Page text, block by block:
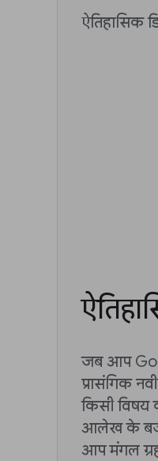
ऐतिहासिक
जब आप
प्रासंगिक
किसी
आलेख के
आप मंगल